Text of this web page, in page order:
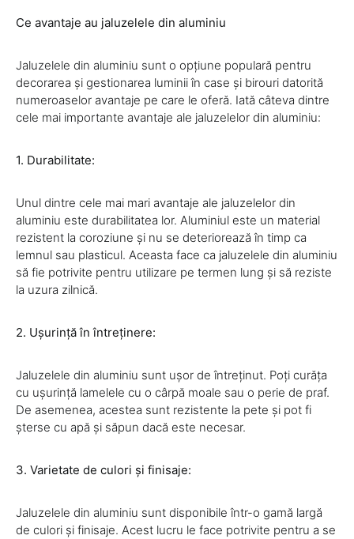
Ce avantaje au jaluzelele din aluminiu
Jaluzelele din aluminiu sunt o opțiune populară pentru
decorarea și gestionarea luminii în case și birouri datorită
numeroaselor avantaje pe care le oferă. Iată câteva dintre
cele mai importante avantaje ale jaluzelelor din aluminiu:
1. Durabilitate:
Unul dintre cele mai mari avantaje ale jaluzelelor din
aluminiu este durabilitatea lor. Aluminiul este un material
rezistent la coroziune și nu se deteriorează în timp ca
lemnul sau plasticul. Aceasta face ca jaluzelele din aluminiu
să fie potrivite pentru utilizare pe termen lung și să reziste
la uzura zilnică.
2. Ușurință în întreținere:
Jaluzelele din aluminiu sunt ușor de întreținut. Poți curăța
cu ușurință lamelele cu o cârpă moale sau o perie de praf.
De asemenea, acestea sunt rezistente la pete și pot fi
șterse cu apă și săpun dacă este necesar.
3. Varietate de culori și finisaje:
Jaluzelele din aluminiu sunt disponibile într-o gamă largă
de culori și finisaje. Acest lucru le face potrivite pentru a se